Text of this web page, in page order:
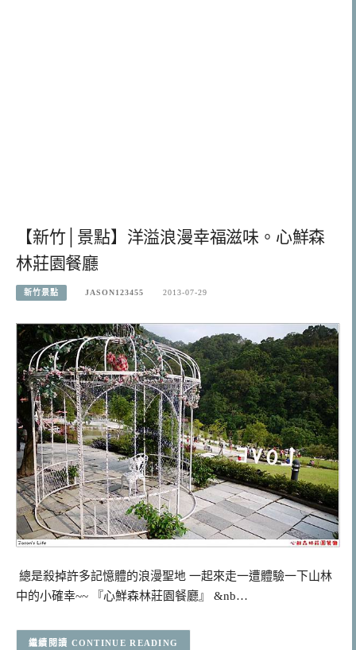
【新竹│景點】洋溢浪漫幸福滋味。心鮮森
林莊園餐廳
新竹景點 JASON123455 2013-07-29
總是殺掉許多記憶體的浪漫聖地 一起來走一遭體驗一下山林
中的小確幸~~ 『心鮮森林莊園餐廳』 &nb…
CONTINUE READING